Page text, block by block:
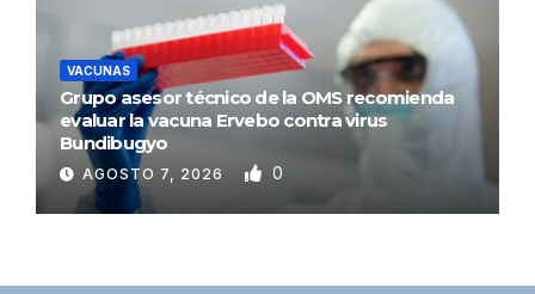
VACUNAS
Grupo asesor técnico de la OMS recomienda
evaluar la vacuna Ervebo contra virus
Bundibugyo
AGOSTO 7, 2026 0